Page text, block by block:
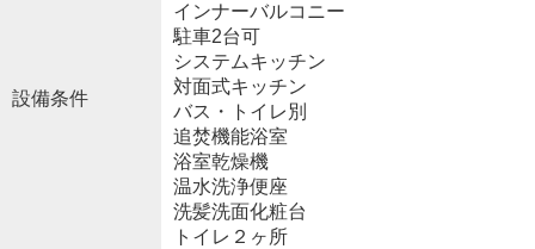
設備条件
インナーバルコニー
駐車2台可
システムキッチン
対面式キッチン
バス・トイレ別
追焚機能浴室
浴室乾燥機
温水洗浄便座
洗髪洗面化粧台
トイレ２ヶ所